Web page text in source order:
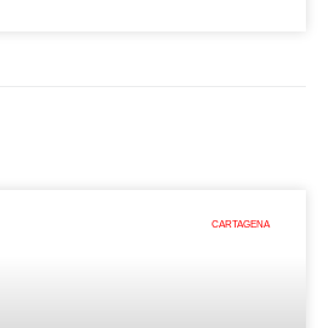
CARTAGENA